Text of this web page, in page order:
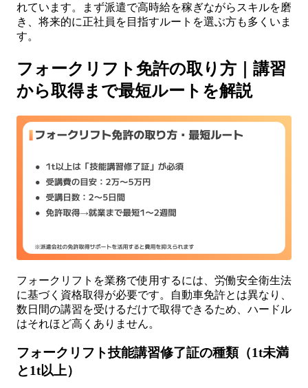
れています。まず派遣で高時給を稼ぎながらスキルを磨
き、将来的に正社員を目指すルートを選ぶ方も多くいま
す。
フォークリフト免許の取り方｜講習
から取得まで最短ルートを解説
フォークリフトを業務で使用するには、労働安全衛生法
に基づく資格取得が必要です。自動車免許とは異なり、
数日間の講習を受けるだけで取得できるため、ハードル
はそれほど高くありません。
フォークリフト技能講習修了証の種類（1t未満
と1t以上）